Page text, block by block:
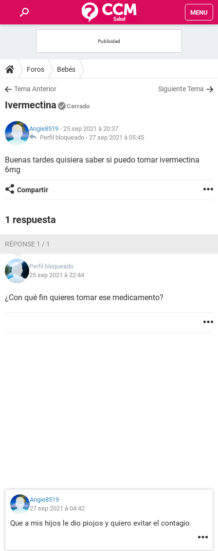
MENU
FORUMS
SALUD
NUTRICIÓN
BIENESTAR
SEXUALIDAD
Foros Bebés
Tema Anterior Siguiente Tema
Ivermectina Cerrado
Angie8519 - 25 sep 2021 à 20:37
Perfil bloqueado - 27 sep 2021 à 05:45
Buenas tardes quisiera saber si puedo tomar ivermectina
6mg
Compartir
1 respuesta
RÉPONSE 1 / 1
Perfil bloqueado
25 sep 2021 à 22:44
¿Con qué fin quieres tomar ese medicamento?
Angie8519
27 sep 2021 à 04:42
Que a mis hijos le dio piojos y quiero evitar el contagio